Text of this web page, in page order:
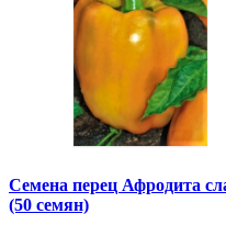
Семена перец Афродита
(50 семян)